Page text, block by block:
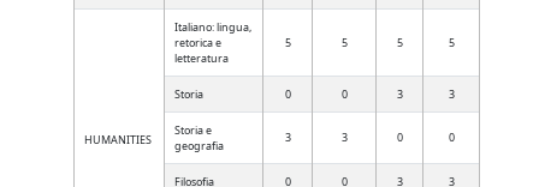
HUMANITIES
Italiano: lingua,
retorica e
letteratura
5 5 5 5
Storia 0 0 3 3
Storia e
geografia
3 3 0 0
Filosofia 0 0 3 3